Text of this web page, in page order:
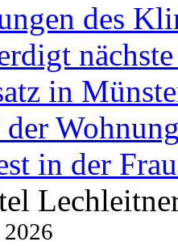
des
in
der
in der